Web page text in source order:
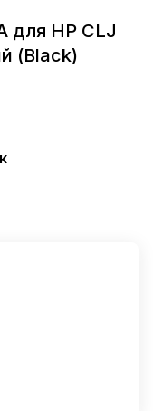
для HP CLJ
(Black)